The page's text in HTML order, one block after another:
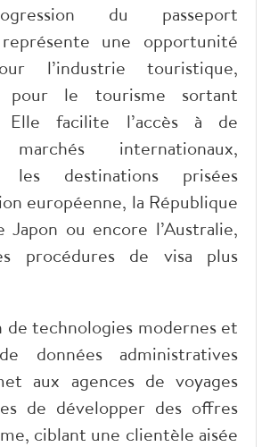
du passeport
une opportunité
l’industrie touristique,
pour le tourisme sortant
Elle facilite l’accès à de
internationaux,
les destinations prisées
européenne, la République
Japon ou encore l’Australie,
procédures de visa plus
de technologies modernes et
données administratives
aux agences de voyages
de développer des offres
ciblant une clientèle aisée